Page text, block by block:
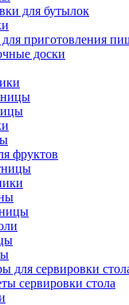
для бутылок
приготовления
доски
фруктов
для сервировки
сервировки стола